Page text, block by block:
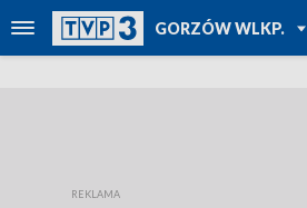
GORZÓW WLKP.
TVP REGIONY